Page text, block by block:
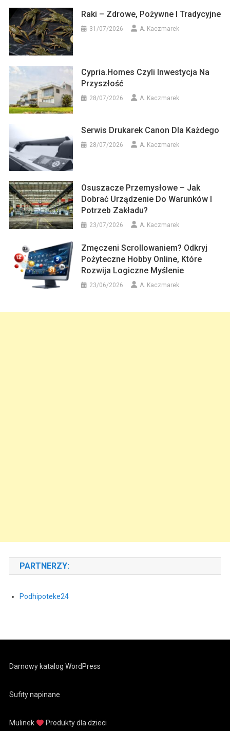
Raki – Zdrowe, Pożywne I Tradycyjne
31/07/2026 A. Kaczmarek
Cypria.homes Czyli Inwestycja Na
Przyszłość
28/07/2026 A. Kaczmarek
Serwis Drukarek Canon Dla Każdego
28/07/2026 A. Kaczmarek
Osuszacze Przemysłowe – Jak
Dobrać Urządzenie Do Warunków I
Potrzeb Zakładu?
23/07/2026 A. Kaczmarek
Zmęczeni Scrollowaniem? Odkryj
Pożyteczne Hobby Online, Które
Rozwija Logiczne Myślenie
23/06/2026 A. Kaczmarek
PARTNERZY:
Podhipoteke24
Darnowy katalog WordPress
Sufity napinane
Mulinek Produkty dla dzieci